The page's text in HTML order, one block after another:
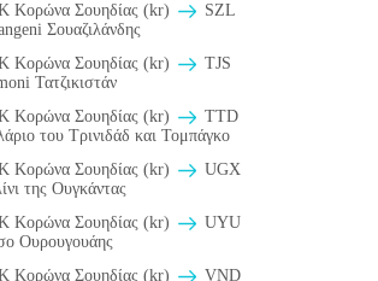
Κορώνα Σουηδίας (kr)
SZL
Σουαζιλάνδης
Κορώνα Σουηδίας (kr)
TJS
Τατζικιστάν
Κορώνα Σουηδίας (kr)
TTD
του Τρινιδάδ και Τομπάγκο
Κορώνα Σουηδίας (kr)
UGX
της Ουγκάντας
Κορώνα Σουηδίας (kr)
UYU
Ουρουγουάης
Κορώνα Σουηδίας (kr)
VND